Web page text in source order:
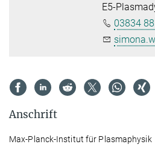
E5-
03834
Anschrift
Max-Planck-Institut für Plasmaphysik